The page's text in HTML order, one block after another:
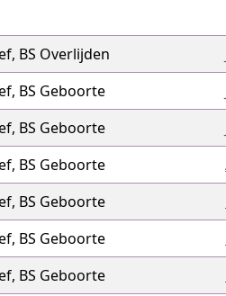
BS Overlijden
BS Geboorte
BS Geboorte
BS Geboorte
BS Geboorte
BS Geboorte
BS Geboorte